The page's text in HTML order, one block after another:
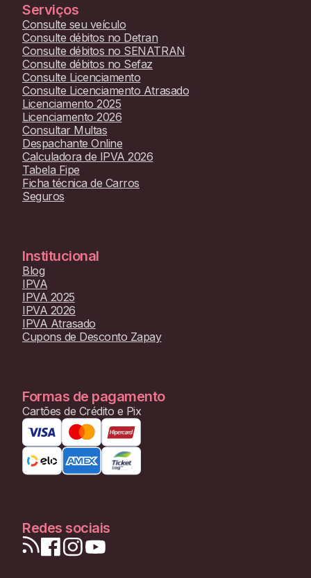
Serviços
Consulte seu veículo
Consulte débitos no Detran
Consulte débitos no SENATRAN
Consulte débitos no Sefaz
Consulte Licenciamento
Consulte Licenciamento Atrasado
Licenciamento 2025
Licenciamento 2026
Consultar Multas
Despachante Online
Calculadora de IPVA 2026
Tabela Fipe
Ficha técnica de Carros
Seguros
Institucional
Blog
IPVA
IPVA 2025
IPVA 2026
IPVA Atrasado
Cupons de Desconto Zapay
Formas de pagamento
Cartões de Crédito e Pix
Redes sociais